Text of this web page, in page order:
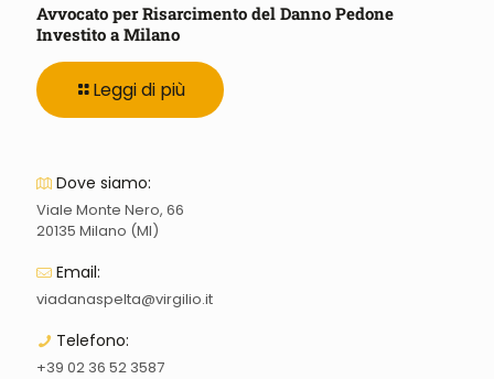
Avvocato per Risarcimento del Danno Pedone
Investito a Milano
Leggi di più
Dove siamo:
Viale Monte Nero, 66
20135 Milano (MI)
Email:
viadanaspelta@virgilio.it
Telefono:
+39 02 36 52 3587